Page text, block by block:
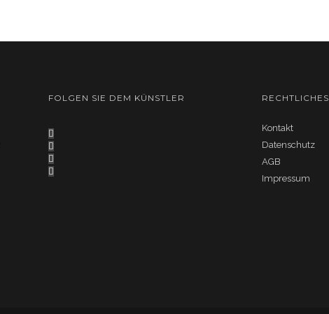
FOLGEN SIE DEM KÜNSTLER RECHTLICHES
Kontakt
Datenschutz
AGB
Impressum